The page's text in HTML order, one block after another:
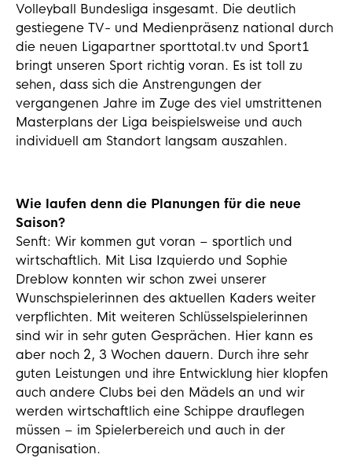
Volleyball Bundesliga insgesamt. Die deutlich
gestiegene TV- und Medienpräsenz national durch
die neuen Ligapartner sporttotal.tv und Sport1
bringt unseren Sport richtig voran. Es ist toll zu
sehen, dass sich die Anstrengungen der
vergangenen Jahre im Zuge des viel umstrittenen
Masterplans der Liga beispielsweise und auch
individuell am Standort langsam auszahlen.
Wie laufen denn die Planungen für die neue
Saison?
Senft: Wir kommen gut voran – sportlich und
wirtschaftlich. Mit Lisa Izquierdo und Sophie
Dreblow konnten wir schon zwei unserer
Wunschspielerinnen des aktuellen Kaders weiter
verpflichten. Mit weiteren Schlüsselspielerinnen
sind wir in sehr guten Gesprächen. Hier kann es
aber noch 2, 3 Wochen dauern. Durch ihre sehr
guten Leistungen und ihre Entwicklung hier klopfen
auch andere Clubs bei den Mädels an und wir
werden wirtschaftlich eine Schippe drauflegen
müssen – im Spielerbereich und auch in der
Organisation.